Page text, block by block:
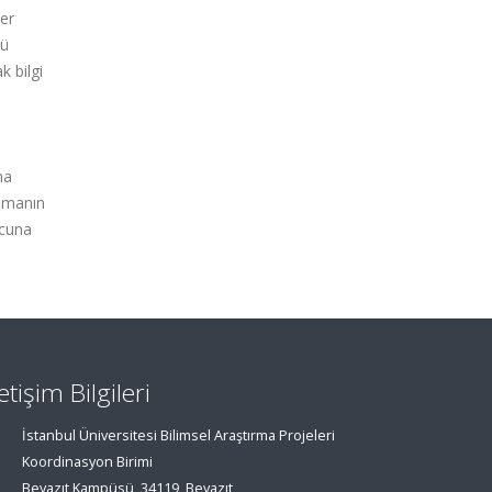
bilgi
Bilgileri
İstanbul Üniversitesi Bilimsel Araştırma Projeleri
Koordinasyon Birimi
Beyazıt Kampüsü, 34119, Beyazıt